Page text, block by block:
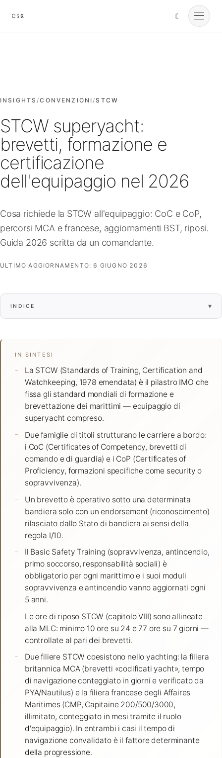
Cursorio
☾
Cursorio Manager
Strumenti
Insights
FAQ
Contatti
INSIGHTS/CONVENZIONI/STCW
STCW superyacht:
brevetti, formazione e
certificazione
dell'equipaggio nel 2026
Cosa richiede la STCW all'equipaggio: CoC e CoP,
percorsi MCA e francese, aggiornamenti BST, riposi.
Guida 2026 scritta da un comandante.
ULTIMO AGGIORNAMENTO: 6 GIUGNO 2026
INDICE ▾
IN SINTESI
La STCW (Standards of Training, Certification and
Watchkeeping, 1978 emendata) è il pilastro IMO che
fissa gli standard mondiali di formazione e
brevettazione dei marittimi — equipaggio di
superyacht compreso.
Due famiglie di titoli strutturano le carriere a bordo:
i CoC (Certificates of Competency, brevetti di
comando e di guardia) e i CoP (Certificates of
Proficiency, formazioni specifiche come security o
sopravvivenza).
Un brevetto è operativo sotto una determinata
bandiera solo con un endorsement (riconoscimento)
rilasciato dallo Stato di bandiera ai sensi della
regola I/10.
Il Basic Safety Training (sopravvivenza, antincendio,
primo soccorso, responsabilità sociali) è
obbligatorio per ogni marittimo e i suoi moduli
sopravvivenza e antincendio vanno aggiornati ogni
5 anni.
Le ore di riposo STCW (capitolo VIII) sono allineate
alla MLC: minimo 10 ore su 24 e 77 ore su 7 giorni —
controllate al pari dei brevetti.
Due filiere STCW coesistono nello yachting: la filiera
britannica MCA (brevetti «codificati yacht», tempo
di navigazione conteggiato in giorni e verificato da
PYA/Nautilus) e la filiera francese degli Affaires
Maritimes (CMP, Capitaine 200/500/3000,
illimitato, conteggiato in mesi tramite il ruolo
d'equipaggio). In entrambi i casi il tempo di
navigazione convalidato è il fattore determinante
della progressione.